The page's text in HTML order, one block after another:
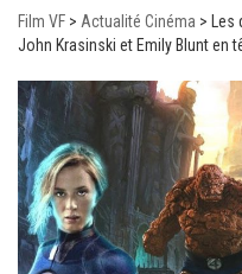
Film VF > Actualité Cinéma >
John Krasinski et Emily Blunt en